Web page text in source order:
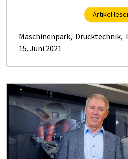
Artikel
Maschinenpark, Drucktechnik,
15. Juni 2021